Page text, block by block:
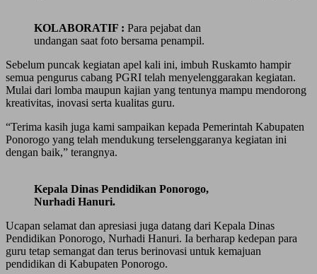
KOLABORATIF : Para pejabat dan
undangan saat foto bersama penampil.
Sebelum puncak kegiatan apel kali ini, imbuh Ruskamto hampir
semua pengurus cabang PGRI telah menyelenggarakan kegiatan.
Mulai dari lomba maupun kajian yang tentunya mampu mendorong
kreativitas, inovasi serta kualitas guru.
“Terima kasih juga kami sampaikan kepada Pemerintah Kabupaten
Ponorogo yang telah mendukung terselenggaranya kegiatan ini
dengan baik,” terangnya.
Kepala Dinas Pendidikan Ponorogo,
Nurhadi Hanuri.
Ucapan selamat dan apresiasi juga datang dari Kepala Dinas
Pendidikan Ponorogo, Nurhadi Hanuri. Ia berharap kedepan para
guru tetap semangat dan terus berinovasi untuk kemajuan
pendidikan di Kabupaten Ponorogo.